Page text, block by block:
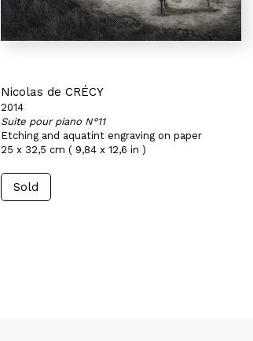
Nicolas de CRÉCY
2014
Suite pour piano N°11
Etching and aquatint engraving on paper
25 x 32,5 cm ( 9,84 x 12,6 in )
Sold